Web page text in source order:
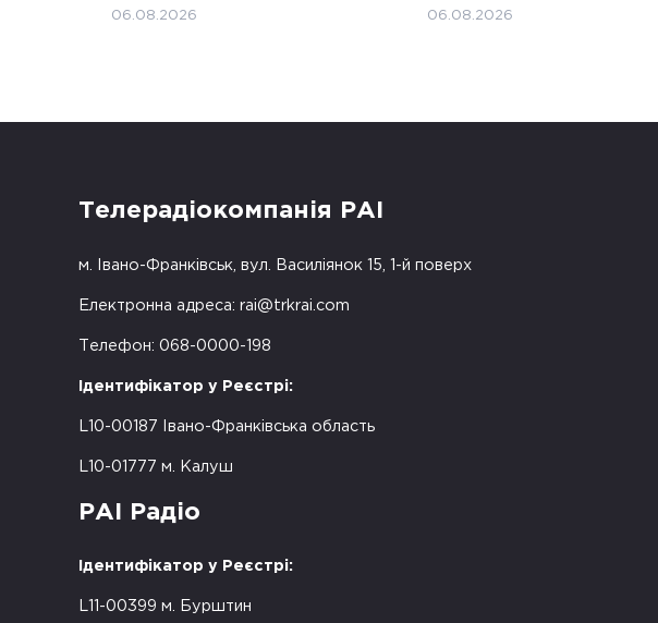
06.08.2026 06.08.2026
Телерадіокомпанія РАІ
м. Івано-Франківськ, вул. Василіянок 15, 1-й поверх
Електронна адреса: rai@trkrai.com
Телефон: 068-0000-198
Ідентифікатор у Реєстрі:
L10-00187 Івано-Франківська область
L10-01777 м. Калуш
РАІ Радіо
Ідентифікатор у Реєстрі:
L11-00399 м. Бурштин